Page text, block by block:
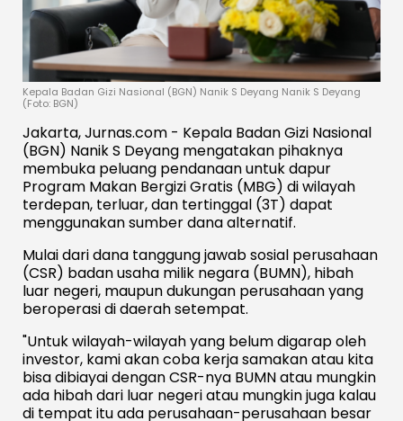
Kepala Badan Gizi Nasional (BGN) Nanik S Deyang Nanik S Deyang
(Foto: BGN)
Jakarta, Jurnas.com - Kepala Badan Gizi Nasional
(BGN) Nanik S Deyang mengatakan pihaknya
membuka peluang pendanaan untuk dapur
Program Makan Bergizi Gratis (MBG) di wilayah
terdepan, terluar, dan tertinggal (3T) dapat
menggunakan sumber dana alternatif.
Mulai dari dana tanggung jawab sosial perusahaan
(CSR) badan usaha milik negara (BUMN), hibah
luar negeri, maupun dukungan perusahaan yang
beroperasi di daerah setempat.
"Untuk wilayah-wilayah yang belum digarap oleh
investor, kami akan coba kerja samakan atau kita
bisa dibiayai dengan CSR-nya BUMN atau mungkin
ada hibah dari luar negeri atau mungkin juga kalau
di tempat itu ada perusahaan-perusahaan besar